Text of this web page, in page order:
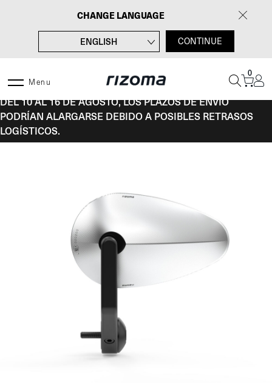
contenido
CHANGE LANGUAGE
ENGLISH
DEUTSCH
ITALIANO
CONTINUE
Menu
0
DEL 10 AL 16 DE AGOSTO, LOS PLAZOS DE ENVÍO
PODRÍAN ALARGARSE DEBIDO A POSIBLES RETRASOS
LOGÍSTICOS.